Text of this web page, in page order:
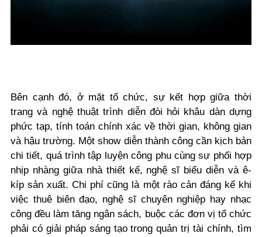
Bên cạnh đó, ở mặt tổ chức, sự kết hợp giữa thời
trang và nghệ thuật trình diễn đòi hỏi khâu dàn dựng
phức tạp, tính toán chính xác về thời gian, không gian
và hậu trường. Một show diễn thành công cần kịch bản
chi tiết, quá trình tập luyện công phu cùng sự phối hợp
nhịp nhàng giữa nhà thiết kế, nghệ sĩ biểu diễn và ê-
kíp sản xuất. Chi phí cũng là một rào cản đáng kể khi
việc thuê biên đạo, nghệ sĩ chuyên nghiệp hay nhạc
công đều làm tăng ngân sách, buộc các đơn vị tổ chức
phải có giải pháp sáng tạo trong quản trị tài chính, tìm